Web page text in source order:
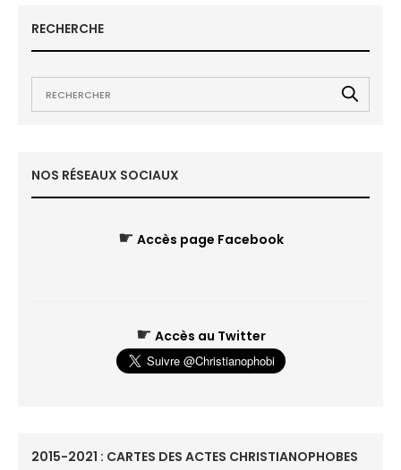
RECHERCHE
NOS RÉSEAUX SOCIAUX
☛ Accès page Facebook
☛ Accès au Twitter
2015-2021 : CARTES DES ACTES CHRISTIANOPHOBES